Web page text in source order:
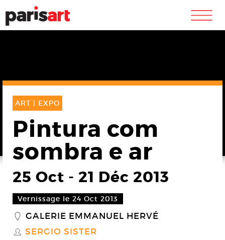
m
ART | EXPO
Pintura com
sombra e ar
25 Oct - 21 Déc 2013
Vernissage le 24 Oct 2013
_ GALERIE EMMANUEL HERVÉ
S SERGIO SISTER